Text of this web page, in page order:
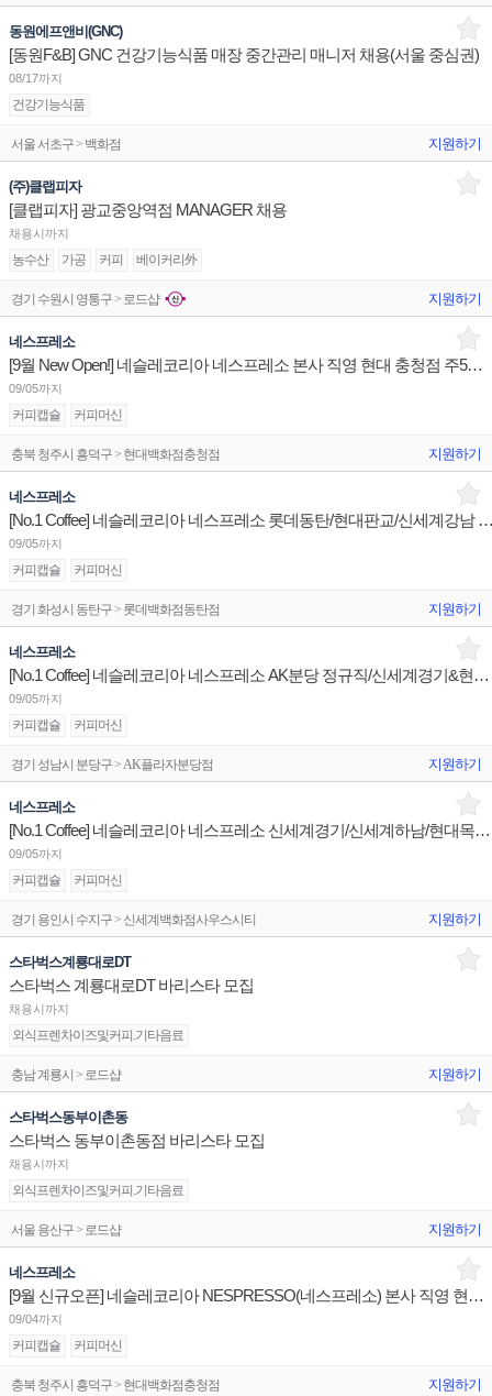
동원에프앤비(GNC)
[동원F&B] GNC 건강기능식품 매장 중간관리 매니저 채용(서울 중심권)
08/17까지
건강기능식품
서울 서초구 > 백화점 지원하기
(주)클랩피자
[클랩피자] 광교중앙역점 MANAGER 채용
채용시까지
농수산 가공 커피 베이커리外
경기 수원시 영통구 > 로드샵 지원하기
네스프레소
[9월 New Open!] 네슬레코리아 네스프레소 본사 직영 현대 충청점 주5일 정규직 판매사원 채용
09/05까지
커피캡슐 커피머신
충북 청주시 흥덕구 > 현대백화점충청점 지원하기
네스프레소
[No.1 Coffee] 네슬레코리아 네스프레소 롯데동탄/현대판교/신세
09/05까지
커피캡슐 커피머신
경기 화성시 동탄구 > 롯데백화점동탄점 지원하기
네스프레소
[No.1 Coffee] 네슬레코리아 네스프레소 AK분당 정규직/신세계경기&현대판교 주3일 계약직 판매사원
09/05까지
커피캡슐 커피머신
경기 성남시 분당구 > AK플라자분당점 지원하기
네스프레소
[No.1 Coffee] 네슬레코리아 네스프레소 신세계경기/신세계하남/현대목동 주5일 정규직 판매사원 채용
09/05까지
커피캡슐 커피머신
경기 용인시 수지구 > 신세계백화점사우스시티 지원하기
스타벅스계룡대로DT
스타벅스 계룡대로DT 바리스타 모집
채용시까지
외식프렌차이즈및커피.기타음료
충남 계룡시 > 로드샵 지원하기
스타벅스동부이촌동
스타벅스 동부이촌동점 바리스타 모집
채용시까지
외식프렌차이즈및커피.기타음료
서울 용산구 > 로드샵 지원하기
네스프레소
[9월 신규오픈] 네슬레코리아 NESPRESSO(네스프레소) 본사 직영 현대 충청점 주5일 정규직 판매사원
09/04까지
커피캡슐 커피머신
충북 청주시 흥덕구 > 현대백화점충청점 지원하기